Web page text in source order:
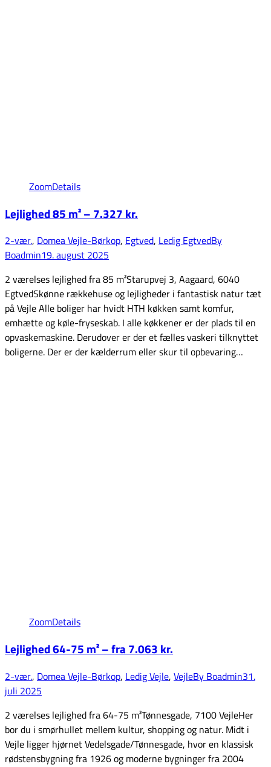
ZoomDetails
Lejlighed 85 m² – 7.327 kr.
2-vær., Domea Vejle-Børkop, Egtved, Ledig EgtvedBy
Boadmin19. august 2025
2 værelses lejlighed fra 85 m²Starupvej 3, Aagaard, 6040
EgtvedSkønne rækkehuse og lejligheder i fantastisk natur tæt
på Vejle Alle boliger har hvidt HTH køkken samt komfur,
emhætte og køle-fryseskab. I alle køkkener er der plads til en
opvaskemaskine. Derudover er der et fælles vaskeri tilknyttet
boligerne. Der er der kælderrum eller skur til opbevaring…
ZoomDetails
Lejlighed 64-75 m² – fra 7.063 kr.
2-vær., Domea Vejle-Børkop, Ledig Vejle, VejleBy Boadmin31.
juli 2025
2 værelses lejlighed fra 64-75 m²Tønnesgade, 7100 VejleHer
bor du i smørhullet mellem kultur, shopping og natur. Midt i
Vejle ligger hjørnet Vedelsgade/Tønnesgade, hvor en klassisk
rødstensbygning fra 1926 og moderne bygninger fra 2004